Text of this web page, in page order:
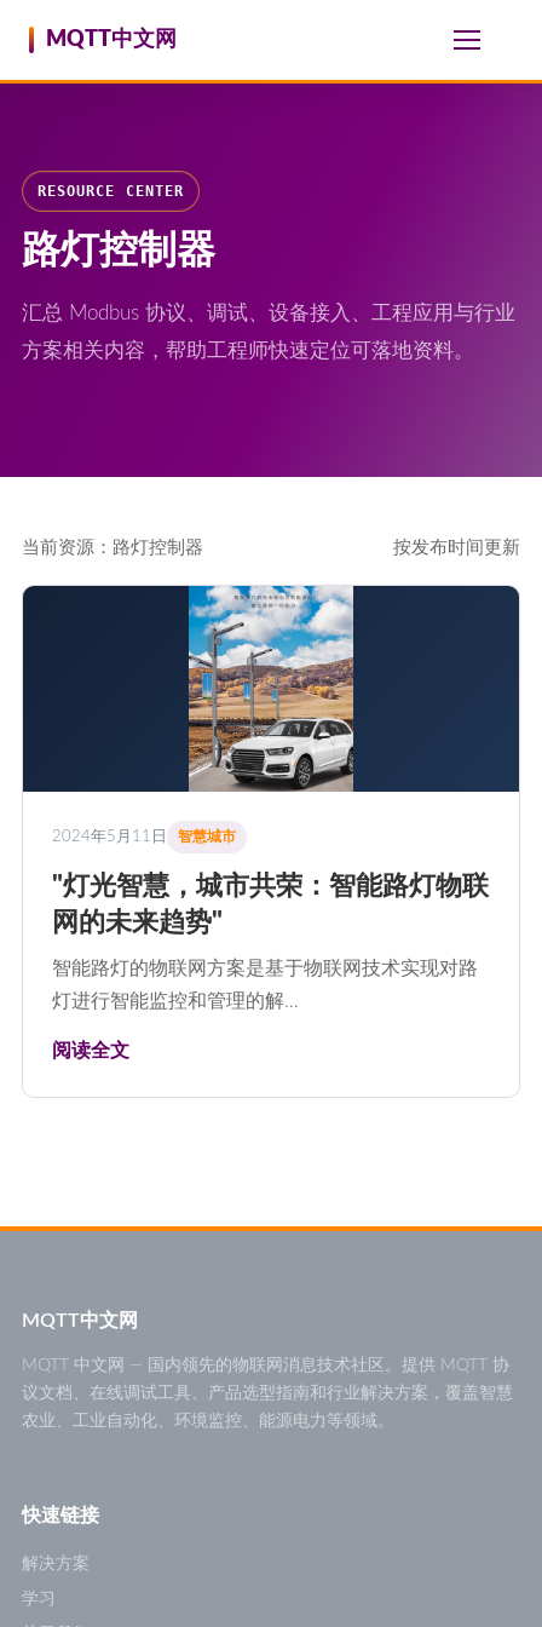
MQTT中文网
RESOURCE CENTER
路灯控制器
汇总 Modbus 协议、调试、设备接入、工程应用与行业
方案相关内容，帮助工程师快速定位可落地资料。
当前资源：路灯控制器 按发布时间更新
2024年5月11日 智慧城市
"灯光智慧，城市共荣：智能路灯物联
网的未来趋势"
智能路灯的物联网方案是基于物联网技术实现对路
灯进行智能监控和管理的解…
阅读全文
MQTT中文网
MQTT 中文网 — 国内领先的物联网消息技术社区。提供 MQTT 协
议文档、在线调试工具、产品选型指南和行业解决方案，覆盖智慧
农业、工业自动化、环境监控、能源电力等领域。
快速链接
解决方案
学习